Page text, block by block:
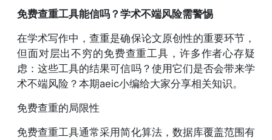
免费查重工具能信吗？学术不端风险需警惕
在学术写作中，查重是确保论文原创性的重要环节，
但面对层出不穷的免费查重工具，许多作者心存疑
虑：这些工具的结果可信吗？使用它们是否会带来学
术不端风险？本期aeic小编给大家分享相关知识。
免费查重的局限性
免费查重工具通常采用简化算法，数据库覆盖范围有